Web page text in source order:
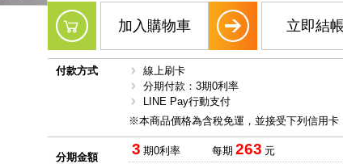
加入購物車 立即結帳
付款方式
線上刷卡
分期付款：3期0利率
LINE Pay行動支付
※本商品價格為含稅免運，並接受下列信用卡
分期金額 3 期0利率 每期 263 元